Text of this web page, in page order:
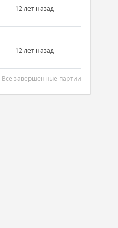
12 лет назад
12 лет назад
Все завершенные партии